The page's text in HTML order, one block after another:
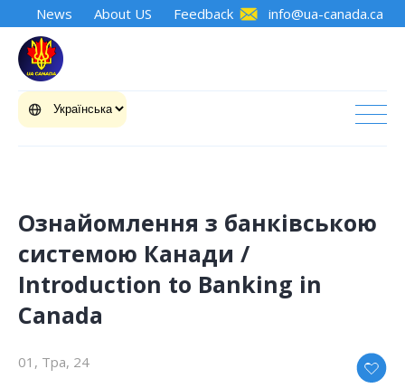
News About US Feedback info@ua-canada.ca
Ознайомлення з банківською
системою Канади /
Introduction to Banking in
Canada
01, Тра, 24